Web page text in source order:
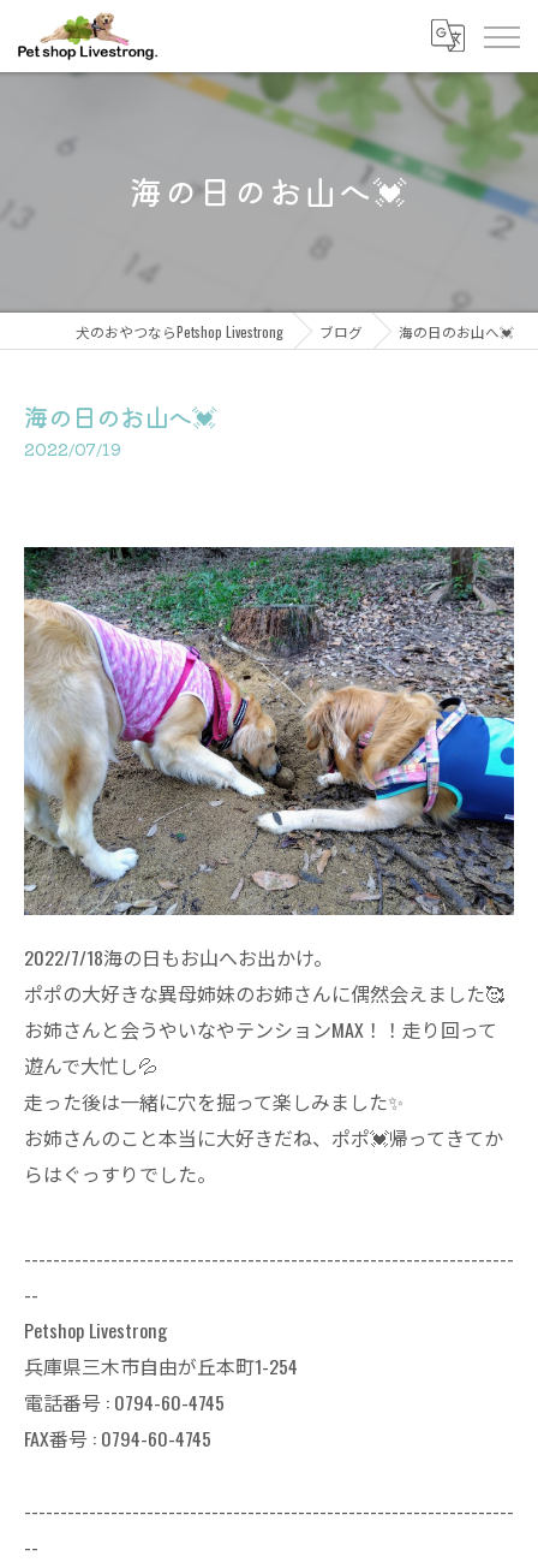
海の日のお山へ💓
犬のおやつならPetshop Livestrong ブログ 海の日のお山へ💓
海の日のお山へ💓
2022/07/19
2022/7/18海の日もお山へお出かけ。
ポポの大好きな異母姉妹のお姉さんに偶然会えました🥰
お姉さんと会うやいなやテンションMAX！！走り回って
遊んで大忙し💦
走った後は一緒に穴を掘って楽しみました✨
お姉さんのこと本当に大好きだね、ポポ💓帰ってきてか
らはぐっすりでした。
--------------------------------------------------------------------
--
Petshop Livestrong
兵庫県三木市自由が丘本町1-254
電話番号 : 0794-60-4745
FAX番号 : 0794-60-4745
--------------------------------------------------------------------
--